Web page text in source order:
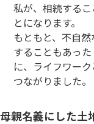
私が、相続する
とになります。
もともと、不自
することもあっ
に、ライフワー
つながりました。
母親名義にした